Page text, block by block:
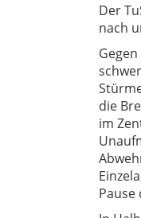
Der
nach
die
im
Pause